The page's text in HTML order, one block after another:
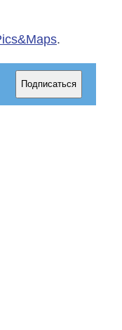
.
Подписаться